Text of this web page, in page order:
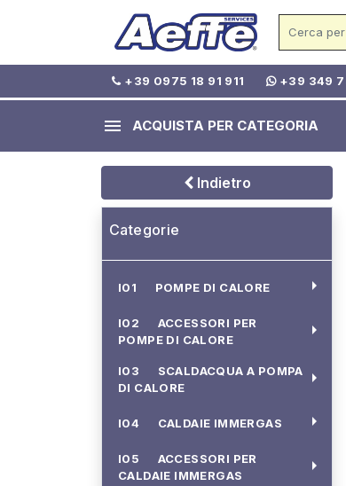
+39 0975 18 91 911 +39 349
menu ACQUISTA PER CATEGORIA
Indietro
Categorie
I01 POMPE DI CALORE arrow_right
I02 ACCESSORI PER
POMPE DI CALORE
arrow_right
I03 SCALDACQUA A POMPA
DI CALORE
arrow_right
I04 CALDAIE IMMERGAS arrow_right
I05 ACCESSORI PER
CALDAIE IMMERGAS
arrow_right